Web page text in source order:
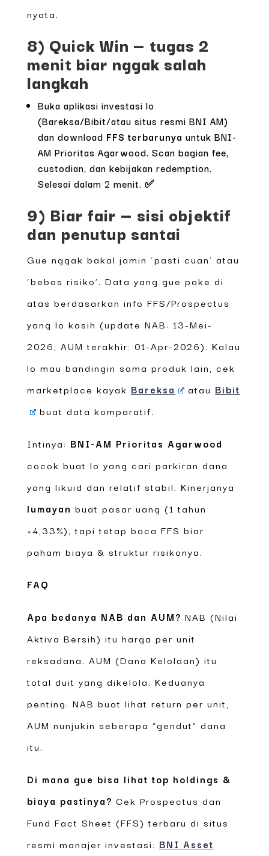
nyata.
8) Quick Win — tugas 2
menit biar nggak salah
langkah
Buka aplikasi investasi lo
(Bareksa/Bibit/atau situs resmi BNI AM)
dan download FFS terbarunya untuk BNI-
AM Prioritas Agarwood. Scan bagian fee,
custodian, dan kebijakan redemption.
Selesai dalam 2 menit. ✅
9) Biar fair — sisi objektif
dan penutup santai
Gue nggak bakal jamin ‘pasti cuan’ atau
‘bebas risiko’. Data yang gue pake di
atas berdasarkan info FFS/Prospectus
yang lo kasih (update NAB: 13-Mei-
2026; AUM terakhir: 01-Apr-2026). Kalau
lo mau bandingin sama produk lain, cek
marketplace kayak Bareksa atau Bibit
buat data komparatif.
Intinya: BNI-AM Prioritas Agarwood
cocok buat lo yang cari parkiran dana
yang likuid dan relatif stabil. Kinerjanya
lumayan buat pasar uang (1 tahun
+4,33%), tapi tetap baca FFS biar
paham biaya & struktur risikonya.
FAQ
Apa bedanya NAB dan AUM? NAB (Nilai
Aktiva Bersih) itu harga per unit
reksadana. AUM (Dana Kelolaan) itu
total duit yang dikelola. Keduanya
penting: NAB buat lihat return per unit,
AUM nunjukin seberapa “gendut” dana
itu.
Di mana gue bisa lihat top holdings &
biaya pastinya? Cek Prospectus dan
Fund Fact Sheet (FFS) terbaru di situs
resmi manajer investasi: BNI Asset